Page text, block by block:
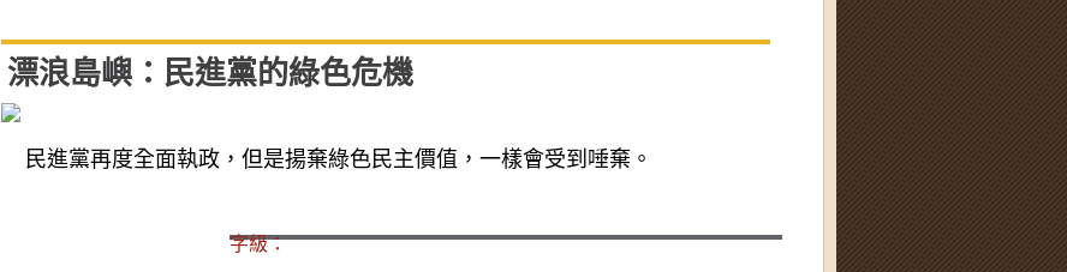
漂浪島嶼：民進黨的綠色危機
民進黨再度全面執政，但是揚棄綠色民主價值，一樣會受到唾棄。
字級：